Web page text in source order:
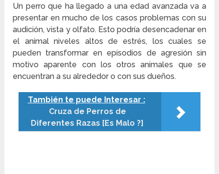
Un perro que ha llegado a una edad avanzada va a
presentar en mucho de los casos problemas con su
audición, vista y olfato. Esto podría desencadenar en
el animal niveles altos de estrés, los cuales se
pueden transformar en episodios de agresión sin
motivo aparente con los otros animales que se
encuentran a su alrededor o con sus dueños.
También te puede Interesar :
Cruza de Perros de
Diferentes Razas [Es Malo ?]